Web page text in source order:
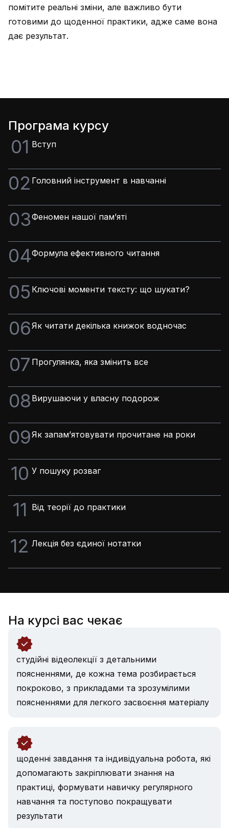
помітите реальні зміни, але важливо бути
готовими до щоденної практики, адже саме вона
дає результат.
Програма курсу
01 Вступ
02 Головний інструмент в навчанні
03Феномен нашої памʼяті
04Формула ефективного читання
05 Ключові моменти тексту: що шукати?
06Як читати декілька книжок водночас
07 Прогулянка, яка змінить все
08 Вирушаючи у власну подорож
09Як запамʼятовувати прочитане на роки
10 У пошуку розваг
11 Від теорії до практики
12 Лекція без єдиної нотатки
На курсі вас чекає
студійні відеолекції з детальними
поясненнями, де кожна тема розбирається
покроково, з прикладами та зрозумілими
поясненнями для легкого засвоєння матеріалу
щоденні завдання та індивідуальна робота, які
допомагають закріплювати знання на
практиці, формувати навичку регулярного
навчання та поступово покращувати
результати